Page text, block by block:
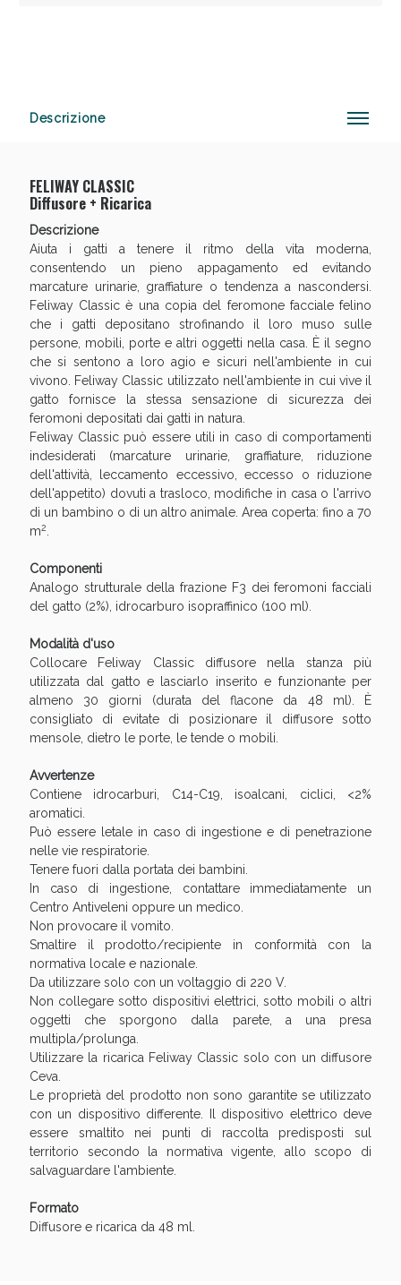
Descrizione
FELIWAY CLASSIC
Diffusore + Ricarica
Descrizione
Aiuta i gatti a tenere il ritmo della vita moderna,
consentendo un pieno appagamento ed evitando
marcature urinarie, graffiature o tendenza a nascondersi.
Feliway Classic è una copia del feromone facciale felino
che i gatti depositano strofinando il loro muso sulle
persone, mobili, porte e altri oggetti nella casa. È il segno
che si sentono a loro agio e sicuri nell'ambiente in cui
vivono. Feliway Classic utilizzato nell'ambiente in cui vive il
gatto fornisce la stessa sensazione di sicurezza dei
feromoni depositati dai gatti in natura.
Feliway Classic può essere utili in caso di comportamenti
indesiderati (marcature urinarie, graffiature, riduzione
dell'attività, leccamento eccessivo, eccesso o riduzione
dell'appetito) dovuti a trasloco, modifiche in casa o l'arrivo
di un bambino o di un altro animale. Area coperta: fino a 70
m2
Componenti
Analogo strutturale della frazione F3 dei feromoni facciali
del gatto (2%), idrocarburo isopraffinico (100 ml).
Modalità d'uso
Collocare Feliway Classic diffusore nella stanza più
utilizzata dal gatto e lasciarlo inserito e funzionante per
almeno 30 giorni (durata del flacone da 48 ml). È
consigliato di evitate di posizionare il diffusore sotto
mensole, dietro le porte, le tende o mobili.
Avvertenze
Contiene idrocarburi, C14-C19, isoalcani, ciclici, <2%
aromatici.
Può essere letale in caso di ingestione e di penetrazione
nelle vie respiratorie.
Tenere fuori dalla portata dei bambini.
In caso di ingestione, contattare immediatamente un
Centro Antiveleni oppure un medico.
Non provocare il vomito.
Smaltire il prodotto/recipiente in conformità con la
normativa locale e nazionale.
Da utilizzare solo con un voltaggio di 220 V.
Non collegare sotto dispositivi elettrici, sotto mobili o altri
oggetti che sporgono dalla parete, a una presa
multipla/prolunga.
Utilizzare la ricarica Feliway Classic solo con un diffusore
Ceva.
Le proprietà del prodotto non sono garantite se utilizzato
con un dispositivo differente. Il dispositivo elettrico deve
essere smaltito nei punti di raccolta predisposti sul
territorio secondo la normativa vigente, allo scopo di
salvaguardare l'ambiente.
Formato
Diffusore e ricarica da 48 ml.
Sconto fino al 55% disponibile oggi!
Vie Urinarie e Prostata: Sconti fino al 45% oggi!
Benessere Intestinale: Sconto fino al 55% valido
oggi!